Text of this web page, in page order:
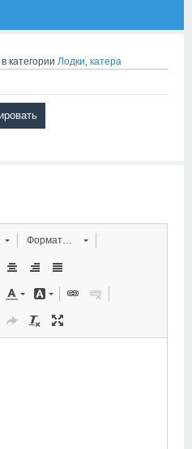
в категории Лодки, катера